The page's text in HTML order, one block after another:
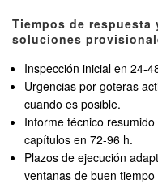
Tiempos de respuesta
soluciones
Inspección inicial en 24-
Urgencias por goteras
cuando es posible.
Informe técnico
capítulos en 72-96 h.
Plazos de ejecución
ventanas de buen